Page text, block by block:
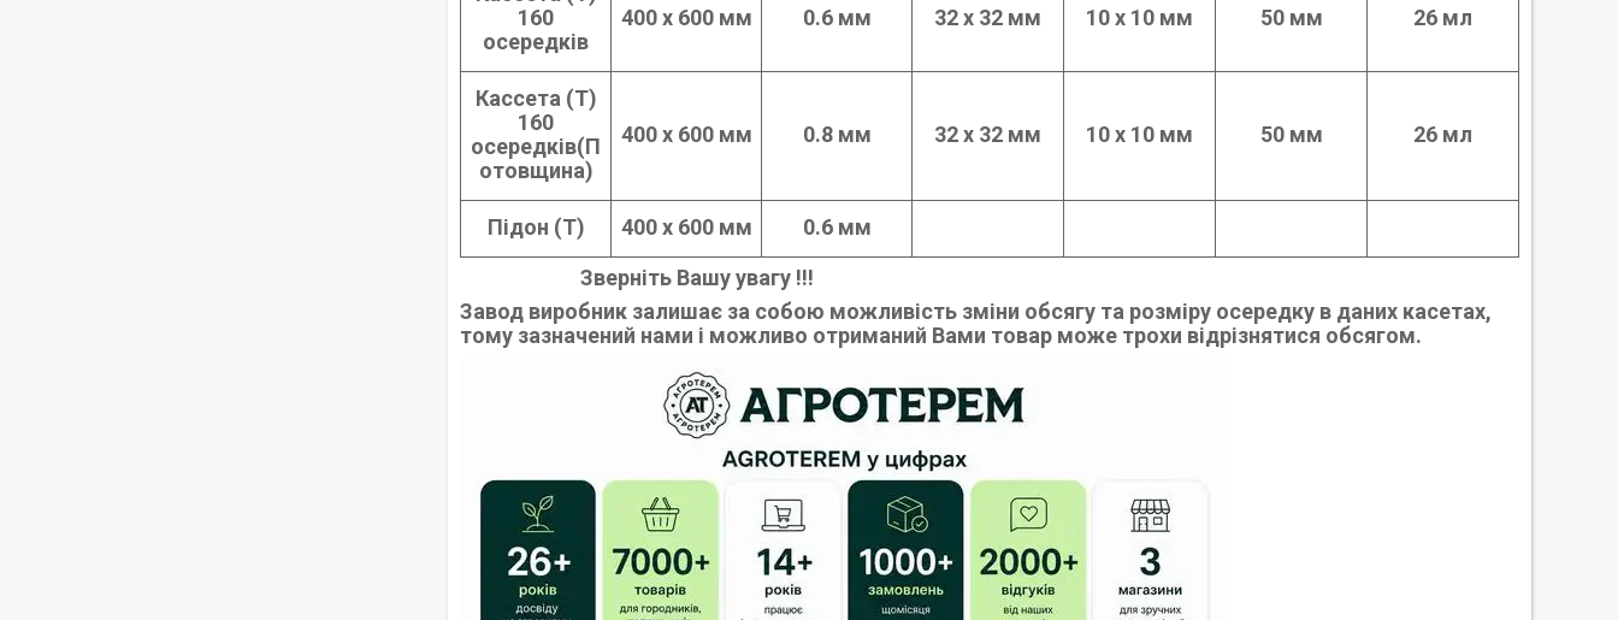
160
осередків
400 х 600 мм 0.6 мм 32 х 32 мм 10 х 10 мм 50 мм 26 мл
Кассета (Т)
160
осередків(П
отовщина)
400 х 600 мм 0.8 мм 32 х 32 мм 10 х 10 мм 50 мм 26 мл
Підон (Т) 400 х 600 мм
0.6 мм
Зверніть Вашу увагу !!!
Завод виробник залишає за собою можливість зміни обсягу та розміру осередку в даних касетах,
тому зазначений нами і можливо отриманий Вами товар може трохи відрізнятися обсягом.